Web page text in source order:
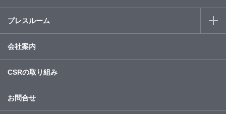
プレスルーム
会社案内
CSRの取り組み
お問合せ